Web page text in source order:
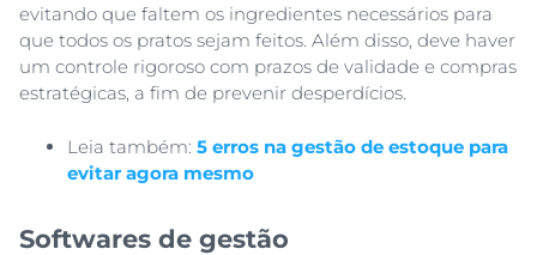
evitando que faltem os ingredientes necessários para
que todos os pratos sejam feitos. Além disso, deve haver
um controle rigoroso com prazos de validade e compras
estratégicas, a fim de prevenir desperdícios.
Leia também: 5 erros na gestão de estoque para
evitar agora mesmo
Softwares de gestão